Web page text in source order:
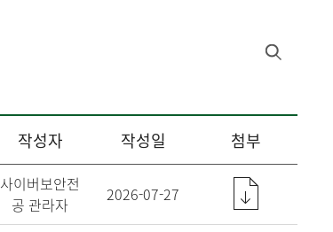
작성자 작성일 첨부
사이버보안전
공 관라자
2026-07-27